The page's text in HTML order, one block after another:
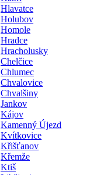
Hlavatce
Holubov
Homole
Hradce
Hracholusky
Chelčice
Chlumec
Chvalovice
Chvalšiny
Jankov
Kájov
Kamenný Újezd
Kvítkovice
Křišťanov
Křemže
Ktiš